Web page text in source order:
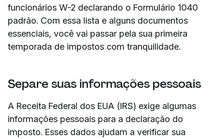
funcionários W-2 declarando o Formulário 1040
padrão. Com essa lista e alguns documentos
essenciais, você vai passar pela sua primeira
temporada de impostos com tranquilidade.
Separe suas informações pessoais
A Receita Federal dos EUA (IRS) exige algumas
informações pessoais para a declaração do
imposto. Esses dados ajudam a verificar sua